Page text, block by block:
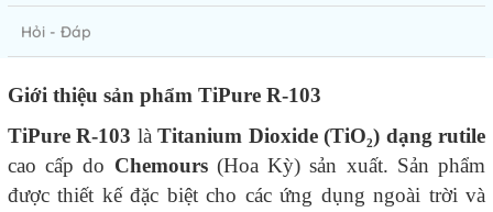
Hỏi - Đáp
Giới thiệu sản phẩm TiPure R-103
TiPure R-103 làTitanium Dioxide (TiO₂) dạng rutile
cao cấp do Chemours (Hoa Kỳ) sản xuất. Sản phẩm
được thiết kế đặc biệt cho các ứng dụng ngoài trời và